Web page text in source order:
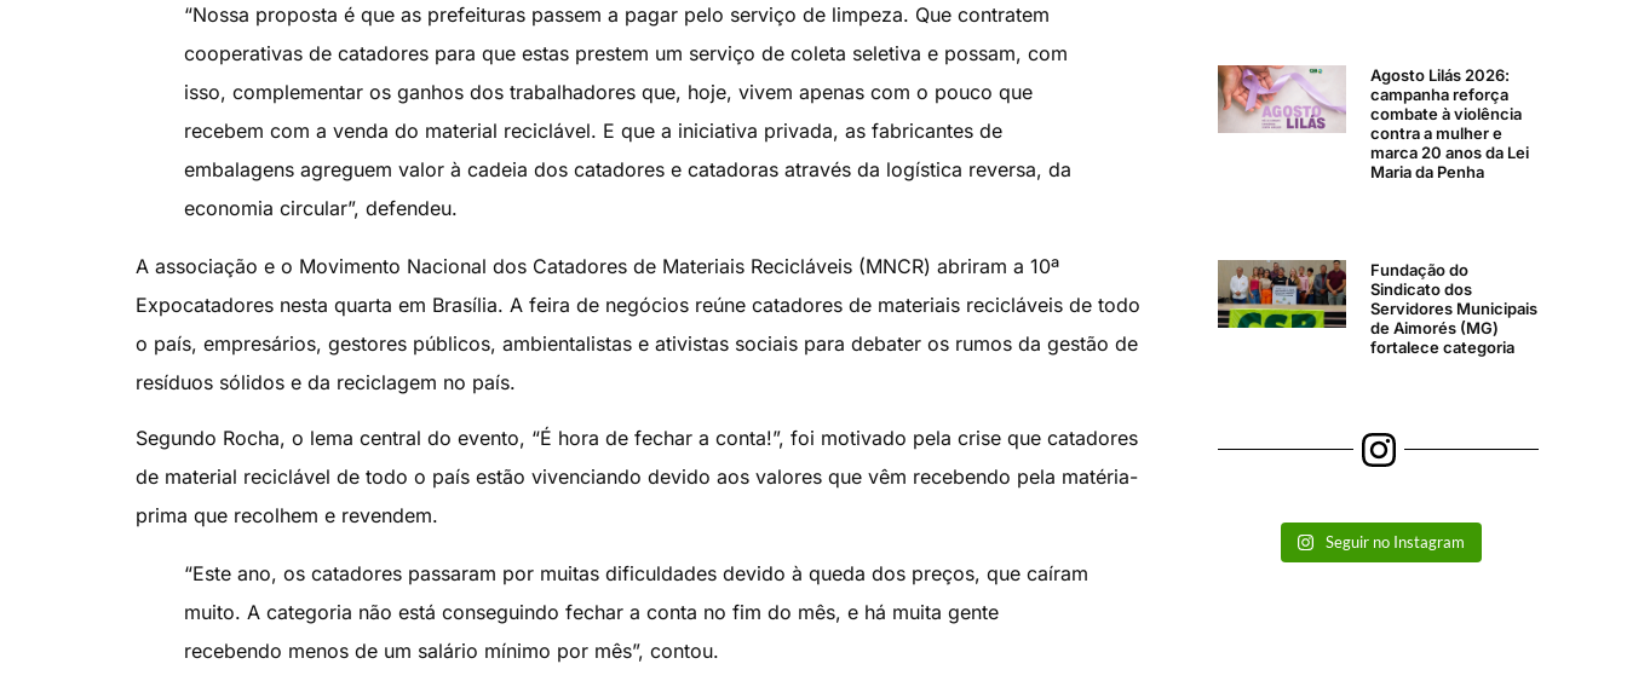
“Nossa proposta é que as prefeituras passem a pagar pelo serviço de limpeza. Que contratem
cooperativas de catadores para que estas prestem um serviço de coleta seletiva e possam, com
isso, complementar os ganhos dos trabalhadores que, hoje, vivem apenas com o pouco que
recebem com a venda do material reciclável. E que a iniciativa privada, as fabricantes de
embalagens agreguem valor à cadeia dos catadores e catadoras através da logística reversa, da
economia circular”, defendeu.
A associação e o Movimento Nacional dos Catadores de Materiais Recicláveis (MNCR) abriram a 10ª
Expocatadores nesta quarta em Brasília. A feira de negócios reúne catadores de materiais recicláveis de todo
o país, empresários, gestores públicos, ambientalistas e ativistas sociais para debater os rumos da gestão de
resíduos sólidos e da reciclagem no país.
Segundo Rocha, o lema central do evento, “É hora de fechar a conta!”, foi motivado pela crise que catadores
de material reciclável de todo o país estão vivenciando devido aos valores que vêm recebendo pela matéria-
prima que recolhem e revendem.
“Este ano, os catadores passaram por muitas dificuldades devido à queda dos preços, que caíram
muito. A categoria não está conseguindo fechar a conta no fim do mês, e há muita gente
recebendo menos de um salário mínimo por mês”, contou.
Agosto Lilás 2026:
campanha reforça
combate à violência
contra a mulher e
marca 20 anos da Lei
Maria da Penha
Fundação do
Sindicato dos
Servidores Municipais
de Aimorés (MG)
fortalece categoria
Seguir no Instagram